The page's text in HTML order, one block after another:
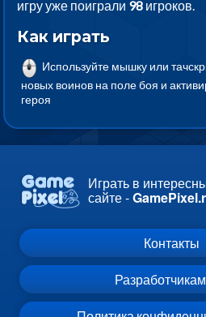
игру уже поиграли 98 игроков.
Как играть
Используйте мышку или
новых воинов на поле боя и
героя
Играть в
сайте -
Контакты